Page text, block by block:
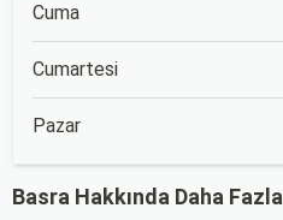
Cuma
Cumartesi
Pazar
Basra Hakkında Daha Fazla